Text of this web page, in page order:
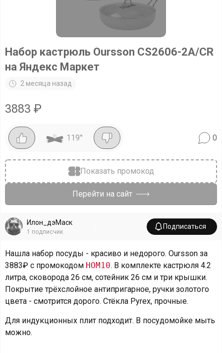
Набор кастрюль Oursson CS2606-2A/CR
на Яндекс Маркет
2 месяца назад
3883 ₽
119° 0
Показать промокод
Перейти на сайт
Илон_дэМаск
1 подписчик
Подписаться
Нашла набор посуды - красиво и недорого. Oursson за
3883₽ с промокодом HOM10. В комплекте кастрюля 4.2
литра, сковорода 26 см, сотейник 26 см и три крышки.
Покрытие трёхслойное антипригарное, ручки золотого
цвета - смотрится дорого. Стёкла Pyrex, прочные.
Для индукционных плит подходит. В посудомойке мыть
можно.